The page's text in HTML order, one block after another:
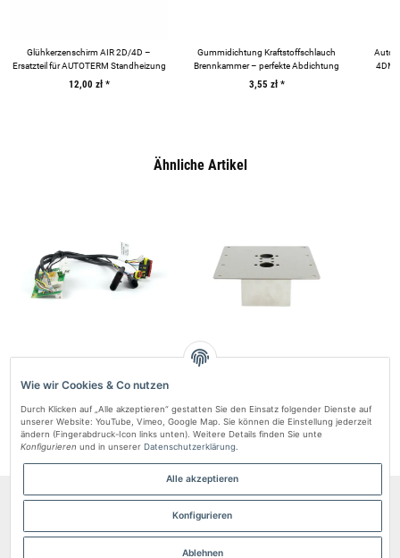
Glühkerzenschirm AIR 2D/4D –
Ersatzteil für AUTOTERM Standheizung
12,00 zł *
Gummidichtung Kraftstoffschlauch
Brennkammer – perfekte Abdichtung
3,55 zł *
Ähnliche Artikel
Bodenmontageplatte 200x200x80 mm
Informationen
Gesetzliche Informationen
Wie wir Cookies & Co nutzen
Durch Klicken auf „Alle akzeptieren“ gestatten Sie den Einsatz folgender Dienste auf
unserer Website: YouTube, Vimeo, Google Map. Sie können die Einstellung jederzeit
ändern (Fingerabdruck-Icon links unten). Weitere Details finden Sie unte
Konfigurieren und in unserer Datenschutzerklärung
Alle akzeptieren
Konfigurieren
Ablehnen